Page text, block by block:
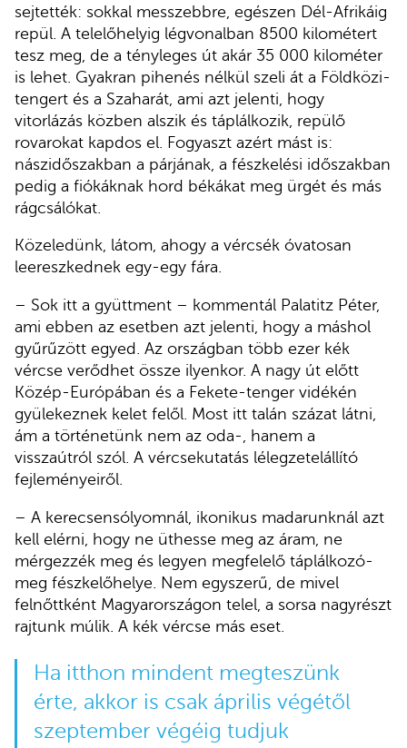
sejtették: sokkal messzebbre, egészen Dél-Afrikáig
repül. A telelőhelyig légvonalban 8500 kilométert
tesz meg, de a tényleges út akár 35 000 kilométer
is lehet. Gyakran pihenés nélkül szeli át a Földközi-
tengert és a Szaharát, ami azt jelenti, hogy
vitorlázás közben alszik és táplálkozik, repülő
rovarokat kapdos el. Fogyaszt azért mást is:
nászidőszakban a párjának, a fészkelési időszakban
pedig a fiókáknak hord békákat meg ürgét és más
rágcsálókat.
Közeledünk, látom, ahogy a vércsék óvatosan
leereszkednek egy-egy fára.
– Sok itt a gyüttment – kommentál Palatitz Péter,
ami ebben az esetben azt jelenti, hogy a máshol
gyűrűzött egyed. Az országban több ezer kék
vércse verődhet össze ilyenkor. A nagy út előtt
Közép-Európában és a Fekete-tenger vidékén
gyülekeznek kelet felől. Most itt talán százat látni,
ám a történetünk nem az oda-, hanem a
visszaútról szól. A vércsekutatás lélegzetelállító
fejleményeiről.
– A kerecsensólyomnál, ikonikus madarunknál azt
kell elérni, hogy ne üthesse meg az áram, ne
mérgezzék meg és legyen megfelelő táplálkozó-
meg fészkelőhelye. Nem egyszerű, de mivel
felnőttként Magyarországon telel, a sorsa nagyrészt
rajtunk múlik. A kék vércse más eset.
Ha itthon mindent megteszünk
érte, akkor is csak április végétől
szeptember végéig tudjuk